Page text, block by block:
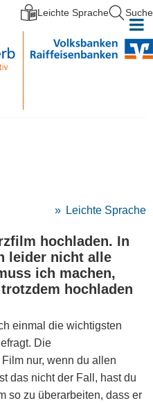
Leichte Sprache Suche
Leichte Sprache
hochladen. In
leider nicht alle
ich machen,
hochladen
einmal die wichtigsten
Die
nur, wenn du allen
das nicht der Fall, hast du
so zu überarbeiten, dass er